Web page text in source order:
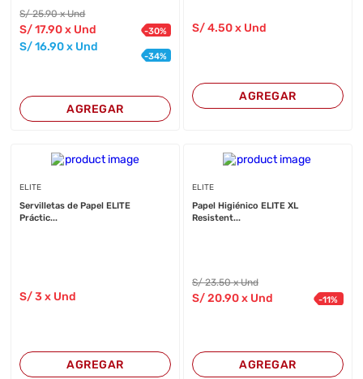
S/25.90 x Und
S/17.90 x Und -30%
S/16.90 x Und
-34%
AGREGAR
S/4.50x Und
AGREGAR
ELITE
Servilletas de Papel ELITE
Práctic...
S/3 x Und
AGREGAR
ELITE
Papel Higiénico ELITE XL
Resistent...
S/23.50 x Und
S/20.90x Und -11%
AGREGAR